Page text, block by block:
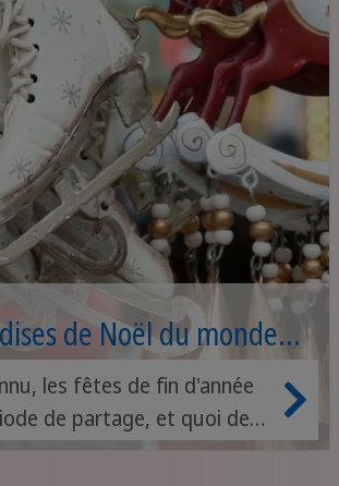
de Noël du monde
les fêtes de fin d'année
de partage, et quoi de
délicieuses friandises